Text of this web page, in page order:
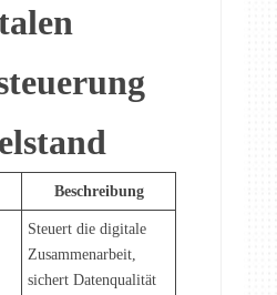
Beschreibung
Steuert die digitale
Zusammenarbeit,
sichert Datenqualität